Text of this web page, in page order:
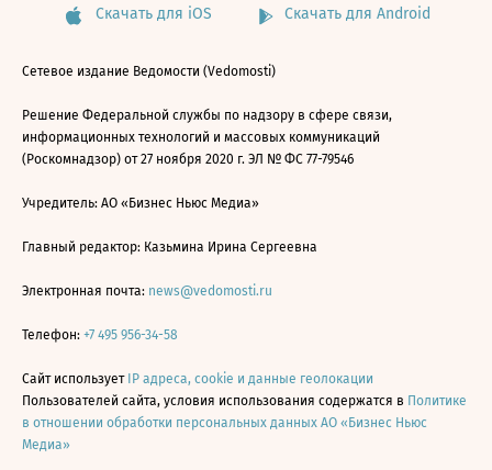
Скачать для iOS Скачать для Android
Сетевое издание Ведомости (Vedomosti)
Решение Федеральной службы по надзору в сфере связи,
информационных технологий и массовых коммуникаций
(Роскомнадзор) от 27 ноября 2020 г. ЭЛ № ФС 77-79546
Учредитель: АО «Бизнес Ньюс Медиа»
Главный редактор: Казьмина Ирина Сергеевна
Электронная почта: news@vedomosti.ru
Телефон: +7 495 956-34-58
Сайт использует IP адреса, cookie и данные геолокации
Пользователей сайта, условия использования содержатся в Политике
в отношении обработки персональных данных АО «Бизнес Ньюс
Медиа»